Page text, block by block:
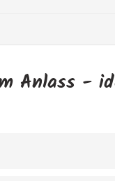
Anlass -